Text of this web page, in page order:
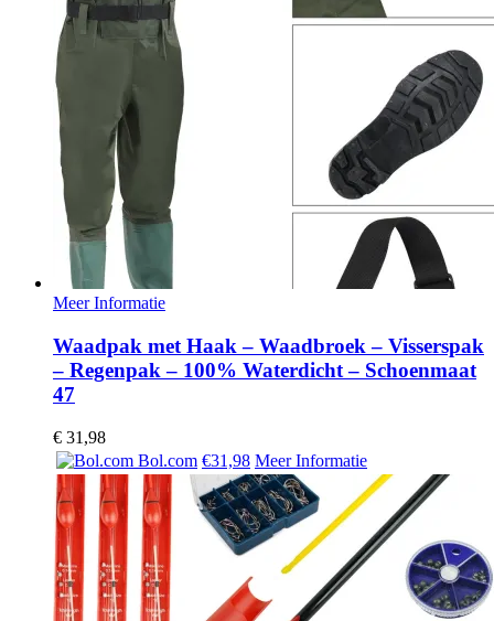
Meer Informatie
Waadpak met Haak – Waadbroek – Visserspak
– Regenpak – 100% Waterdicht – Schoenmaat
47
€ 31,98
Bol.com €31,98 Meer Informatie